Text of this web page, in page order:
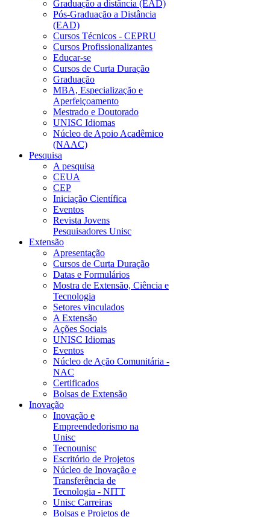
Graduação a distância (EAD)
Pós-Graduação a Distância
(EAD)
Cursos Técnicos - CEPRU
Cursos Profissionalizantes
Educar-se
Cursos de Curta Duração
Graduação
MBA, Especialização e
Aperfeiçoamento
Mestrado e Doutorado
UNISC Idiomas
Núcleo de Apoio Acadêmico
(NAAC)
Pesquisa
A pesquisa
CEUA
CEP
Iniciação Científica
Eventos
Revista Jovens
Pesquisadores Unisc
Extensão
Apresentação
Cursos de Curta Duração
Datas e Formulários
Mostra de Extensão, Ciência e
Tecnologia
Setores vinculados
A Extensão
Ações Sociais
UNISC Idiomas
Eventos
Núcleo de Ação Comunitária -
NAC
Certificados
Bolsas de Extensão
Inovação
Inovação e
Empreendedorismo na
Unisc
Tecnounisc
Escritório de Projetos
Núcleo de Inovação e
Transferência de
Tecnologia - NITT
Unisc Carreiras
Bolsas e Projetos de